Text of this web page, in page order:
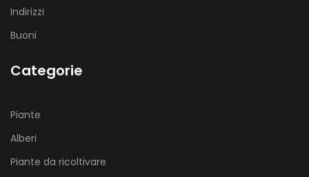
Indirizzi
Buoni
Categorie
Piante
Alberi
Piante da ricoltivare